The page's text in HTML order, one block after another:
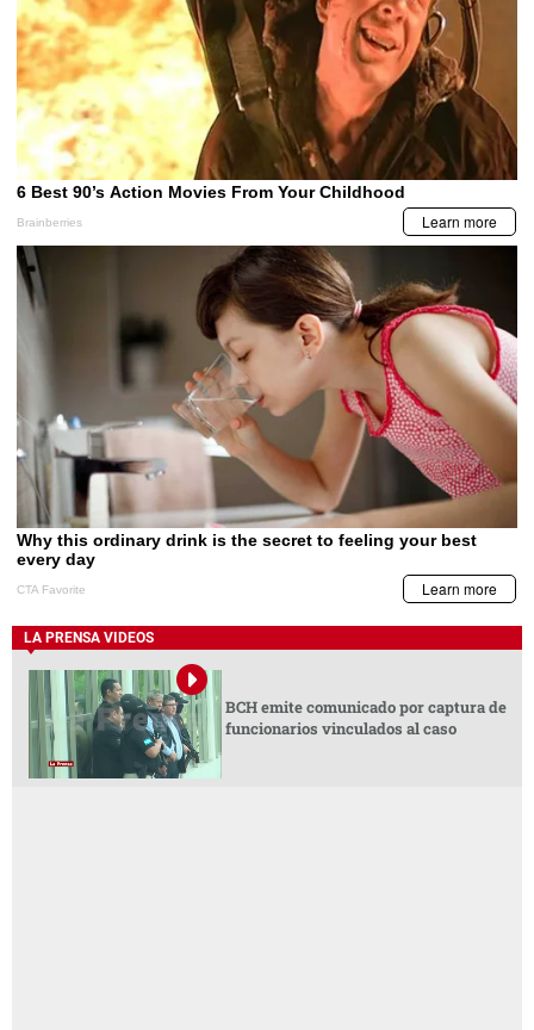
LA PRENSA VIDEOS
BCH emite comunicado por captura de
funcionarios vinculados al caso